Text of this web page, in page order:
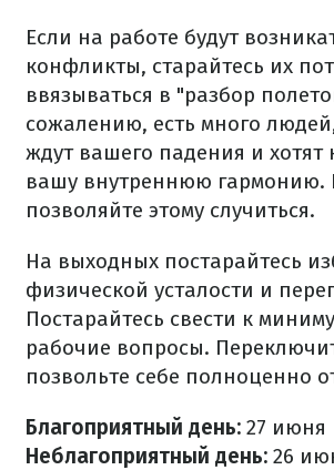
Если на работе будут
конфликты, старайтесь их
ввязываться в "разбор
сожалению, есть много
ждут вашего падения и хотят
вашу внутреннюю гармонию.
позволяйте этому случиться.
На выходных постарайтесь
физической усталости и
Постарайтесь свести к
рабочие вопросы.
позвольте себе полноценно
Благоприятный день: 27 июня
Неблагоприятный день: 26